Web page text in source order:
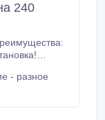
240
печи!
- разное